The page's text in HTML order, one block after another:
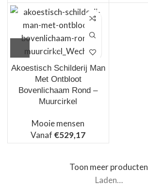
Akoestisch Schilderij Man
Met Ontbloot
Bovenlichaam Rond –
Muurcirkel
Mooie mensen
Vanaf €529,17
Toon meer producten
Laden…